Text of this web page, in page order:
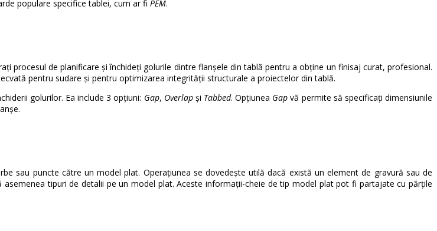
populare specifice tablei, cum ar fi PEM.
procesul de planificare și închideți golurile dintre flanșele din tablă pentru a obține un finisaj curat, profesional.
pentru sudare și pentru optimizarea integrității structurale a proiectelor din tablă.
golurilor. Ea include 3 opțiuni: Gap, Overlapși Tabbed. Opțiunea Gap vă permite să specificați dimensiunile
sau puncte către un model plat. Operațiunea se dovedește utilă dacă există un element de gravură sau de
tipuri de detalii pe un model plat. Aceste informații-cheie de tip model plat pot fi partajate cu părțile